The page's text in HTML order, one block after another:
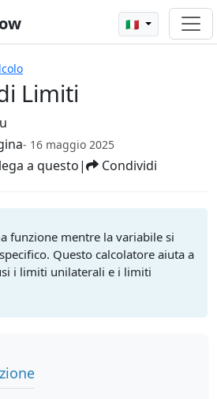
🇮🇹
Limiti
- 16 maggio 2025
a questo| Condividi
funzione mentre la variabile si
Questo calcolatore aiuta a
i limiti unilaterali e i limiti